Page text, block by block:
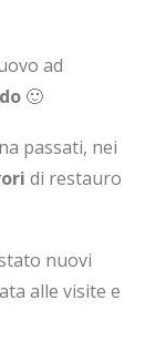
ad
🙂
passati, nei
di restauro
nuovi
alle visite e